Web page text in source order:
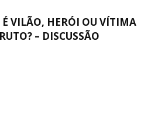
VILÃO, HERÓI OU VÍTIMA
– DISCUSSÃO